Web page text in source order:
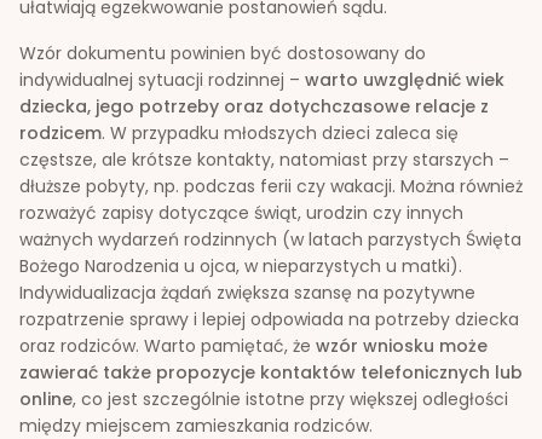
ułatwiają egzekwowanie postanowień sądu.
Wzór dokumentu powinien być dostosowany do
indywidualnej sytuacji rodzinnej – warto uwzględnić wiek
dziecka, jego potrzeby oraz dotychczasowe relacje z
rodzicem. W przypadku młodszych dzieci zaleca się
częstsze, ale krótsze kontakty, natomiast przy starszych –
dłuższe pobyty, np. podczas ferii czy wakacji. Można również
rozważyć zapisy dotyczące świąt, urodzin czy innych
ważnych wydarzeń rodzinnych (w latach parzystych Święta
Bożego Narodzenia u ojca, w nieparzystych u matki).
Indywidualizacja żądań zwiększa szansę na pozytywne
rozpatrzenie sprawy i lepiej odpowiada na potrzeby dziecka
oraz rodziców. Warto pamiętać, że wzór wniosku może
zawierać także propozycje kontaktów telefonicznych lub
online, co jest szczególnie istotne przy większej odległości
między miejscem zamieszkania rodziców.